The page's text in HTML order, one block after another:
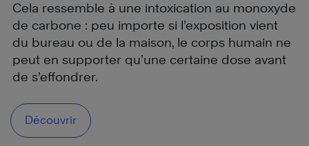
Cela ressemble à une intoxication au monoxyde
de carbone : peu importe si l’exposition vient
du bureau ou de la maison, le corps humain ne
peut en supporter qu’une certaine dose avant
de s’effondrer.
Découvrir